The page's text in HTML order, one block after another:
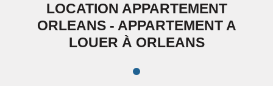
LOCATION APPARTEMENT
ORLEANS - APPARTEMENT A
LOUER À ORLEANS